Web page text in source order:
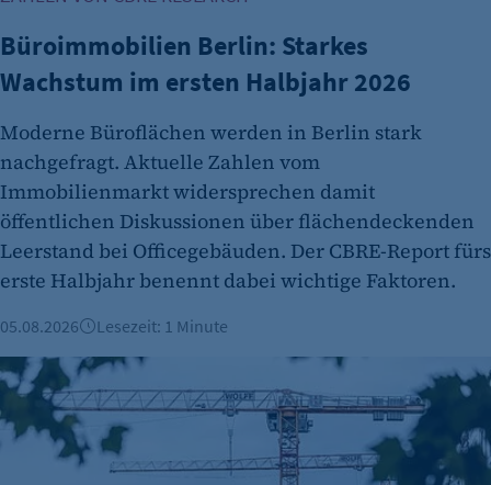
etracker GmbH
Zweck:
Erkennung, ob bei dem Besucher die
Scrolltiefe gemessen wird.
Cookie Laufzeit:
24 Std.
Büroimmobilien Berlin: Starkes
Wachstum im ersten Halbjahr 2026
Moderne Büroflächen werden in Berlin stark
nachgefragt. Aktuelle Zahlen vom
Immobilienmarkt widersprechen damit
öffentlichen Diskussionen über flächendeckenden
Leerstand bei Officegebäuden. Der CBRE-Report fürs
erste Halbjahr benennt dabei wichtige Faktoren.
05.08.2026 Lesezeit: 1 Minute
Berliner Immobilienmarkt 2025: Mehr Verkäufe und stabile